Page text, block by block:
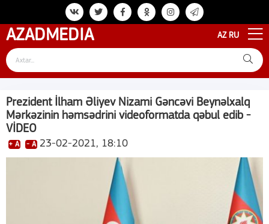
AZADMEDIA AZ RU
Prezident İlham Əliyev Nizami Gəncəvi Beynəlxalq
Mərkəzinin həmsədrini videoformatda qəbul edib -
VİDEO
+ A - A 23-02-2021, 18:10